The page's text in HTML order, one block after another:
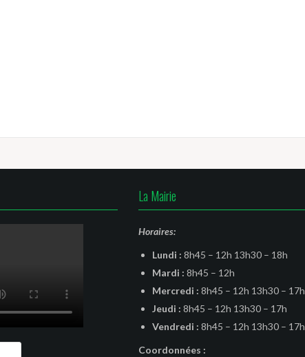
La Mairie
Horaires:
Lundi : 8h45 – 12h 13h30 – 18h
Mardi : 8h45 – 12h
Mercredi : 8h45 – 12h 13h30 – 17h
Jeudi : 8h45 – 12h 13h30 – 17h
Vendredi : 8h45 – 12h 13h30 – 17h
Coordonnées :